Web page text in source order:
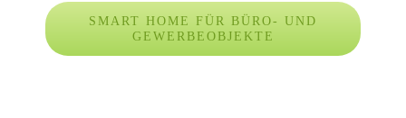
SMART HOME FÜR BÜRO- UND
GEWERBEOBJEKTE